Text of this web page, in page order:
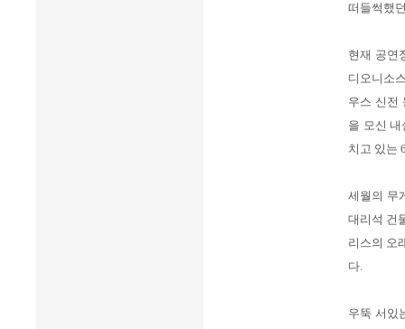
떠들썩했
현재 공연
디오니소
우스 신전
을 모신
치고 있는
세월의 무
대리석 건
리스의 오
다.
우뚝 서있